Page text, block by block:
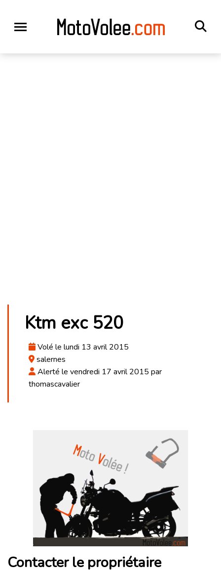
Ktm exc 520
Volé le lundi 13 avril 2015
salernes
Alerté le vendredi 17 avril 2015 par
thomascavalier
Contacter le propriétaire